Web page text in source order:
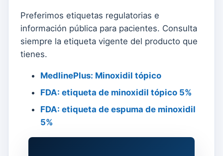
Preferimos etiquetas regulatorias e
información pública para pacientes. Consulta
siempre la etiqueta vigente del producto que
tienes.
MedlinePlus: Minoxidil tópico
FDA: etiqueta de minoxidil tópico 5%
FDA: etiqueta de espuma de minoxidil
5%